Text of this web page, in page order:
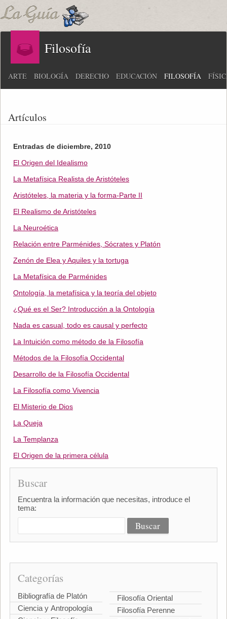
Filosofía
ARTE BIOLOGÍA DERECHO EDUCACIÓN FILOSOFÍA
Artículos
Entradas de diciembre, 2010
El Origen del Idealismo
La Metafísica Realista de Aristóteles
Aristóteles, la materia y la forma-Parte II
El Realismo de Aristóteles
La Neuroética
Relación entre Parménides, Sócrates y Platón
Zenón de Elea y Aquiles y la tortuga
La Metafísica de Parménides
Ontología, la metafísica y la teoría del objeto
¿Qué es el Ser? Introducción a la Ontología
Nada es casual, todo es causal y perfecto
La Intuición como método de la Filosofía
Métodos de la Filosofía Occidental
Desarrollo de la Filosofía Occidental
La Filosofía como Vivencia
El Misterio de Dios
La Queja
La Templanza
El Origen de la primera célula
Buscar
Encuentra la información que necesitas, introduce el
tema:
Categorías
Bibliografía de Platón
Ciencia y Antropología
Filosofía Oriental
Filosofía Perenne